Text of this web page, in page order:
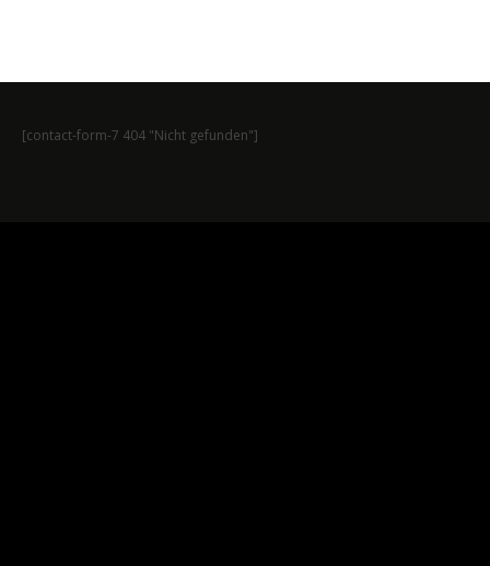
[contact-form-7 404 "Nicht gefunden"]